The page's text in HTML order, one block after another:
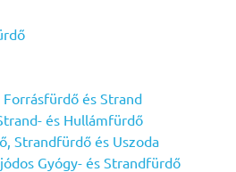
és Strand
és Hullámfürdő
Strandfürdő és Uszoda
Gyógy- és Strandfürdő